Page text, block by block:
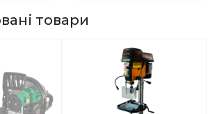
товари